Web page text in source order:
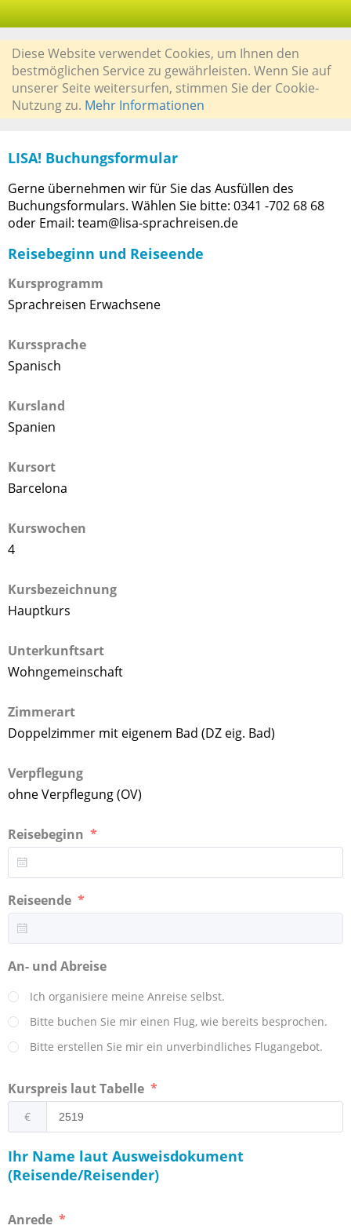
Diese Website verwendet Cookies, um Ihnen den
bestmöglichen Service zu gewährleisten. Wenn Sie auf
unserer Seite weitersurfen, stimmen Sie der Cookie-
Nutzung zu. Mehr Informationen
LISA! Buchungsformular
Gerne übernehmen wir für Sie das Ausfüllen des
Buchungsformulars. Wählen Sie bitte: 0341 -702 68 68
oder Email: team@lisa-sprachreisen.de
Reisebeginn und Reiseende
Kursprogramm
Sprachreisen Erwachsene
Kurssprache
Spanisch
Kursland
Spanien
Kursort
Barcelona
Kurswochen
4
Kursbezeichnung
Hauptkurs
Unterkunftsart
Wohngemeinschaft
Zimmerart
Doppelzimmer mit eigenem Bad (DZ eig. Bad)
Verpflegung
ohne Verpflegung (OV)
Reisebeginn
Reiseende
An- und Abreise
Ich organisiere meine Anreise selbst.
Bitte buchen Sie mir einen Flug, wie bereits besprochen.
Bitte erstellen Sie mir ein unverbindliches Flugangebot.
Kurspreis laut Tabelle
€
Ihr Name laut Ausweisdokument
(Reisende/Reisender)
Anrede